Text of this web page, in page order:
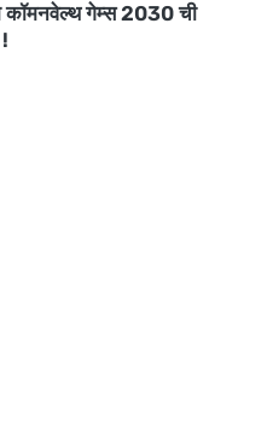
कॉमनवेल्थ गेम्स 2030 ची